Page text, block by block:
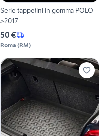
Serie tappetini in gomma POLO
>2017
50 €
Roma (RM)